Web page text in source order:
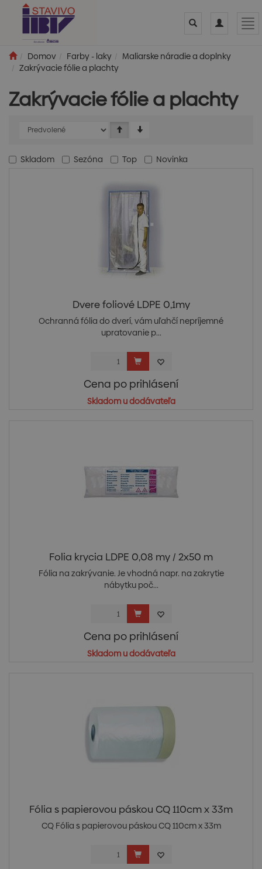
Toggle
Toggle
Domov
Farby - laky
Maliarske náradie a doplnky
Zakrývacie fólie a plachty
Zakrývacie fólie a plachty
Skladom Sezóna Top Novinka
Dvere foliové LDPE 0,1my
Ochranná fólia do dverí, vám uľahčí nepríjemné
upratovanie p...
Cena po prihlásení
Skladom u dodávateľa
Folia krycia LDPE 0,08 my / 2x50 m
Fólia na zakrývanie. Je vhodná napr. na zakrytie
nábytku poč...
Cena po prihlásení
Skladom u dodávateľa
Fólia s papierovou páskou CQ 110cm x 33m
CQ Fólia s papierovou páskou CQ 110cm x 33m